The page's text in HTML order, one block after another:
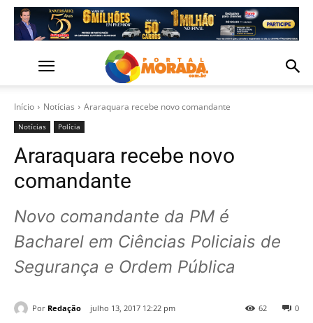
Início Notícias Araraquara recebe novo comandante
Notícias Polícia
Araraquara recebe novo
comandante
Novo comandante da PM é
Bacharel em Ciências Policiais de
Segurança e Ordem Pública
Por Redação julho 13, 2017 12:22 pm 0
62